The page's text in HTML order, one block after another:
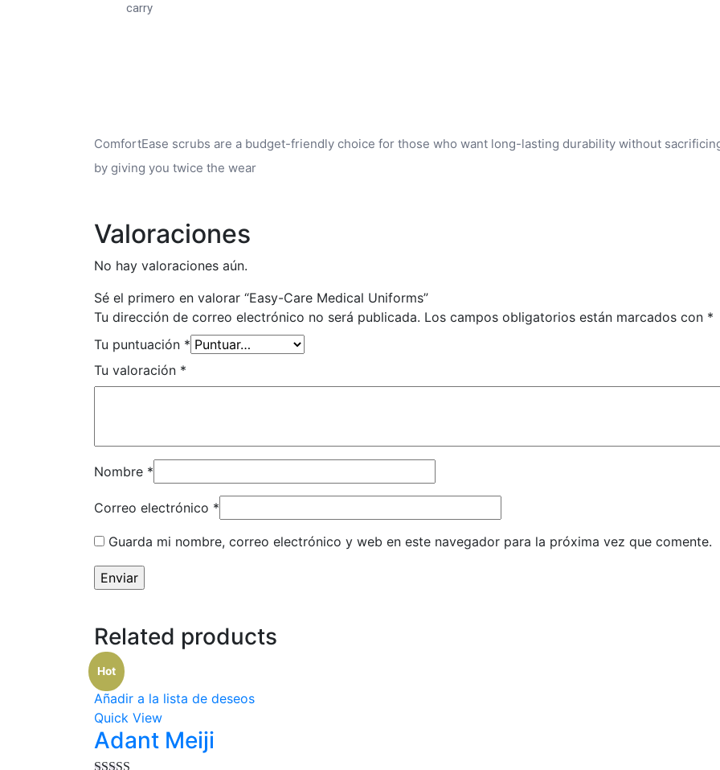
carry
ComfortEase scrubs are a budget-friendly choice for those who want long-lasting durability without
by giving you twice the wear
Valoraciones
No hay valoraciones aún.
Sé el primero en valorar “Easy-Care Medical Uniforms”
Tu dirección de correo electrónico no será publicada. Los campos obligatorios están marcados con *
Tu puntuación *
Tu valoración *
Nombre *
Correo electrónico *
Guarda mi nombre, correo electrónico y web en este navegador para la próxima vez que comente.
Related products
Hot
Añadir a la lista de deseos
Quick View
Adant Meiji